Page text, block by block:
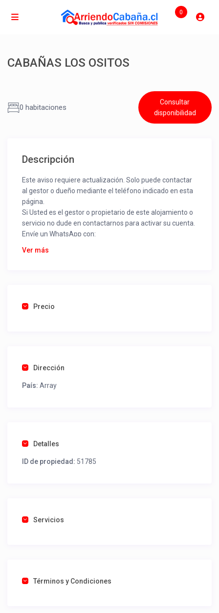
0
CABAÑAS LOS OSITOS
0 habitaciones
Consultar
disponibilidad
Descripción
Este aviso requiere actualización. Solo puede contactar
al gestor o dueño mediante el teléfono indicado en esta
página.
Si Usted es el gestor o propietario de este alojamiento o
servicio no dude en contactarnos para activar su cuenta.
Envíe un WhatsApp con:
Nombre alojamiento o servicio
Una foto de cuenta de luz o agua o gas que acredite
como un profesional sin COMISIONES ni ESTAFAS.
Tel contacto propiedad:
Ver más
Precio
Dirección
País: Array
Detalles
ID de propiedad: 51785
Servicios
Términos y Condiciones